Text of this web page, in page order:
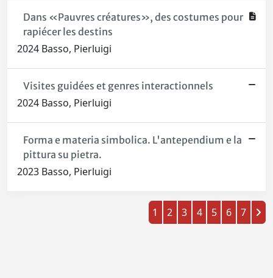
Dans «Pauvres créatures», des costumes pour
rapiécer les destins
2024 Basso, Pierluigi
Visites guidées et genres interactionnels
2024 Basso, Pierluigi
Forma e materia simbolica. L'antependium e la
pittura su pietra.
2023 Basso, Pierluigi
1 2 3 4 5 6 7